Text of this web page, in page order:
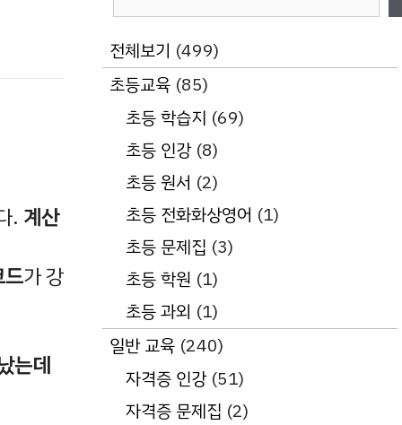
. 계산
드가 강
는데
전체보기 (499)
초등교육 (85)
초등 학습지 (69)
초등 인강(8)
초등 원서 (2)
초등 전화화상영어 (1)
초등 문제집 (3)
초등 학원 (1)
초등 과외 (1)
일반 교육 (240)
자격증 인강(51)
자격증 문제집 (2)